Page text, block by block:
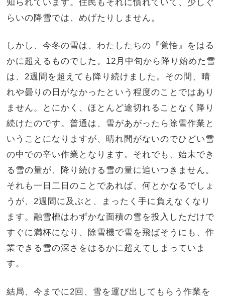
知られています。住民もそれに慣れていて、少しぐ
らいの降雪では、めげたりしません。
しかし、今冬の雪は、わたしたちの『覚悟』をはる
かに超えるものでした。12月中旬から降り始めた雪
は、2週間を超えても降り続けました。その間、晴
れや曇りの日がなかったという程度のことではあり
ません。とにかく、ほとんど途切れることなく降り
続けたのです。普通は、雪があがったら除雪作業と
いうことになりますが、晴れ間がないのでひどい雪
の中での辛い作業となります。それでも、始末でき
る雪の量が、降り続ける雪の量に追いつきません。
それも一日二日のことであれば、何とかなるでしょ
うが、2週間に及ぶと、まったく手に負えなくなり
ます。融雪槽はわずかな面積の雪を投入しただけで
すぐに満杯になり、除雪機で雪を飛ばそうにも、作
業できる雪の深さをはるかに超えてしまっていま
す。
結局、今までに2回、雪を運び出してもらう作業を